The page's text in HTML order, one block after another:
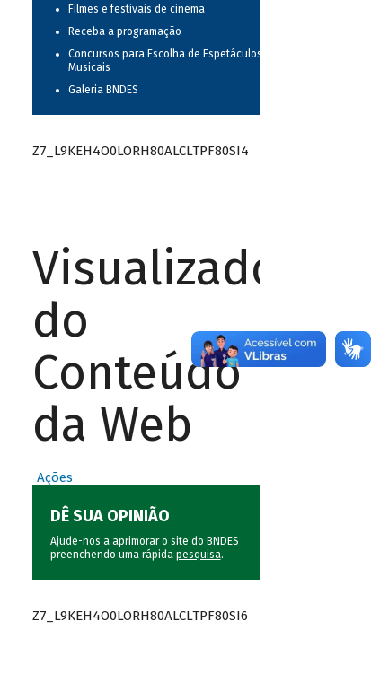
Filmes e festivais de cinema
Receba a programação
Concursos para Escolha de Espetáculos
Musicais
Galeria BNDES
Z7_L9KEH4O0LORH80ALCLTPF80SI4
Visualizador
do
Conteúdo
da Web
Ações
DÊ SUA OPINIÃO
Ajude-nos a aprimorar o site do BNDES
preenchendo uma rápida pesquisa.
Z7_L9KEH4O0LORH80ALCLTPF80SI6